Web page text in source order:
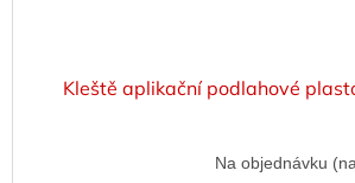
Kleště aplikační podlahové
Na objednávku